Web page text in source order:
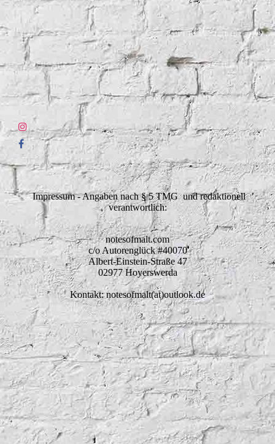
Impressum - Angaben nach § 5 TMG und redaktionell
verantwortlich:
notesofmalt.com
c/o Autorenglück #40070
Albert-Einstein-Straße 47
02977 Hoyerswerda
Kontakt: notesofmalt(at)outlook.de